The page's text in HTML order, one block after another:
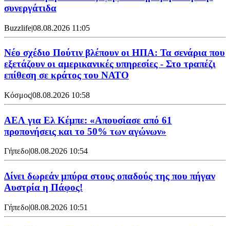
συνεργάτιδα
Buzzlife|08.08.2026 11:05
Νέο σχέδιο Πούτιν βλέπουν οι ΗΠΑ: Τα σενάρια που
εξετάζουν οι αμερικανικές υπηρεσίες - Στο τραπέζι
επίθεση σε κράτος του ΝΑΤΟ
Κόσμος|08.08.2026 10:58
ΑΕΛ για Ελ Κέμπε: «Απουσίασε από 61
προπονήσεις και το 50% των αγώνων»
Γήπεδο08.08.2026 10:54
Δίνει δωρεάν μπύρα στους οπαδούς της που πήγαν
Αυστρία η Πάφος!
Γήπεδο|08.08.2026 10:51